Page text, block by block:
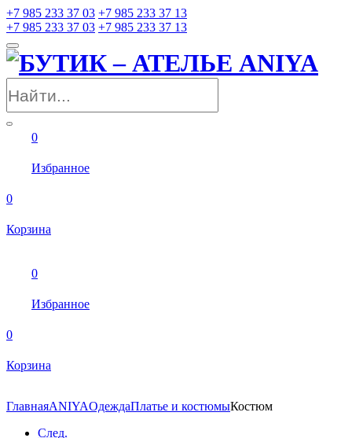
+7 985 233 37 03 +7 985 233 37 13
+7 985 233 37 03 +7 985 233 37 13
0
Избранное
0
Корзина
0
Избранное
0
Корзина
ГлавнаяANIYAОдеждаПлатье и костюмыКостюм
След.